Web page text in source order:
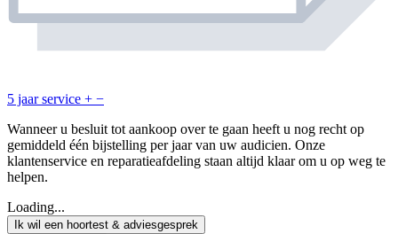
5 jaar service + −
Wanneer u besluit tot aankoop over te gaan heeft u nog recht op
gemiddeld één bijstelling per jaar van uw audicien. Onze
klantenservice en reparatieafdeling staan altijd klaar om u op weg te
helpen.
Loading...
Ik wil een hoortest & adviesgesprek